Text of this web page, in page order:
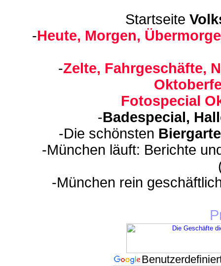
Startseite
-Heute, Morgen,
-Zelte, Fahrgeschäfte,
Fotospecial
-Badespecial,
-Die schönsten
-München läuft: Berichte
-München rein